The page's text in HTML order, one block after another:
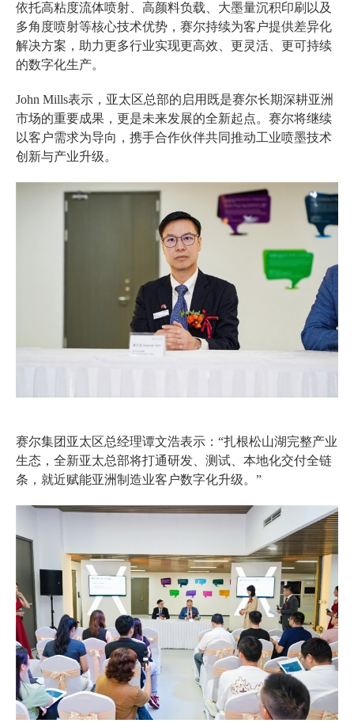
依托高粘度流体喷射、高颜料负载、大墨量沉积印刷以及
多角度喷射等核心技术优势，赛尔持续为客户提供差异化
解决方案，助力更多行业实现更高效、更灵活、更可持续
的数字化生产。
John Mills表示，亚太区总部的启用既是赛尔长期深耕亚洲
市场的重要成果，更是未来发展的全新起点。赛尔将继续
以客户需求为导向，携手合作伙伴共同推动工业喷墨技术
创新与产业升级。
赛尔集团亚太区总经理谭文浩表示：“扎根松山湖完整产业
生态，全新亚太总部将打通研发、测试、本地化交付全链
条，就近赋能亚洲制造业客户数字化升级。”